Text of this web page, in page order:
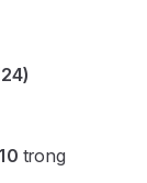
trong